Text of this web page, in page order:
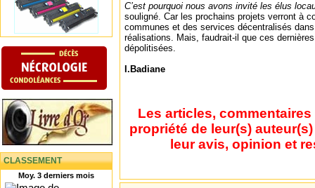
CLASSEMENT
Moy. 3 derniers mois
C’est pourquoi nous avons invité les élus
souligné. Car les prochains projets verront à
communes et des services décentralisés
réalisations. Mais, faudrait-il que ces
dépolitisées.
I.Badiane
Les articles,
propriété de leur(s)
leur avis, opinion et